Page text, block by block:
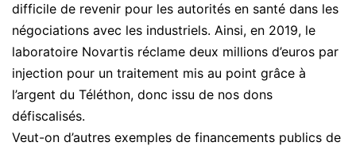
difficile de revenir pour les autorités en santé dans les
négociations avec les industriels. Ainsi, en 2019, le
laboratoire Novartis réclame deux millions d’euros par
injection pour un traitement mis au point grâce à
l’argent du Téléthon, donc issu de nos dons
défiscalisés.
Veut-on d’autres exemples de financements publics de